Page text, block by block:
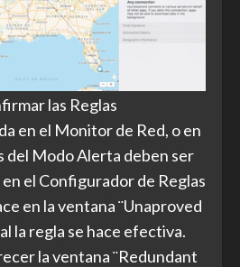
las Reglas
en el Monitor de Red, o en
del Modo Alerta deben ser
el Configurador de Reglas
en la ventana ¨Unaproved
la regla se hace efectiva.
la ventana ¨Redundant